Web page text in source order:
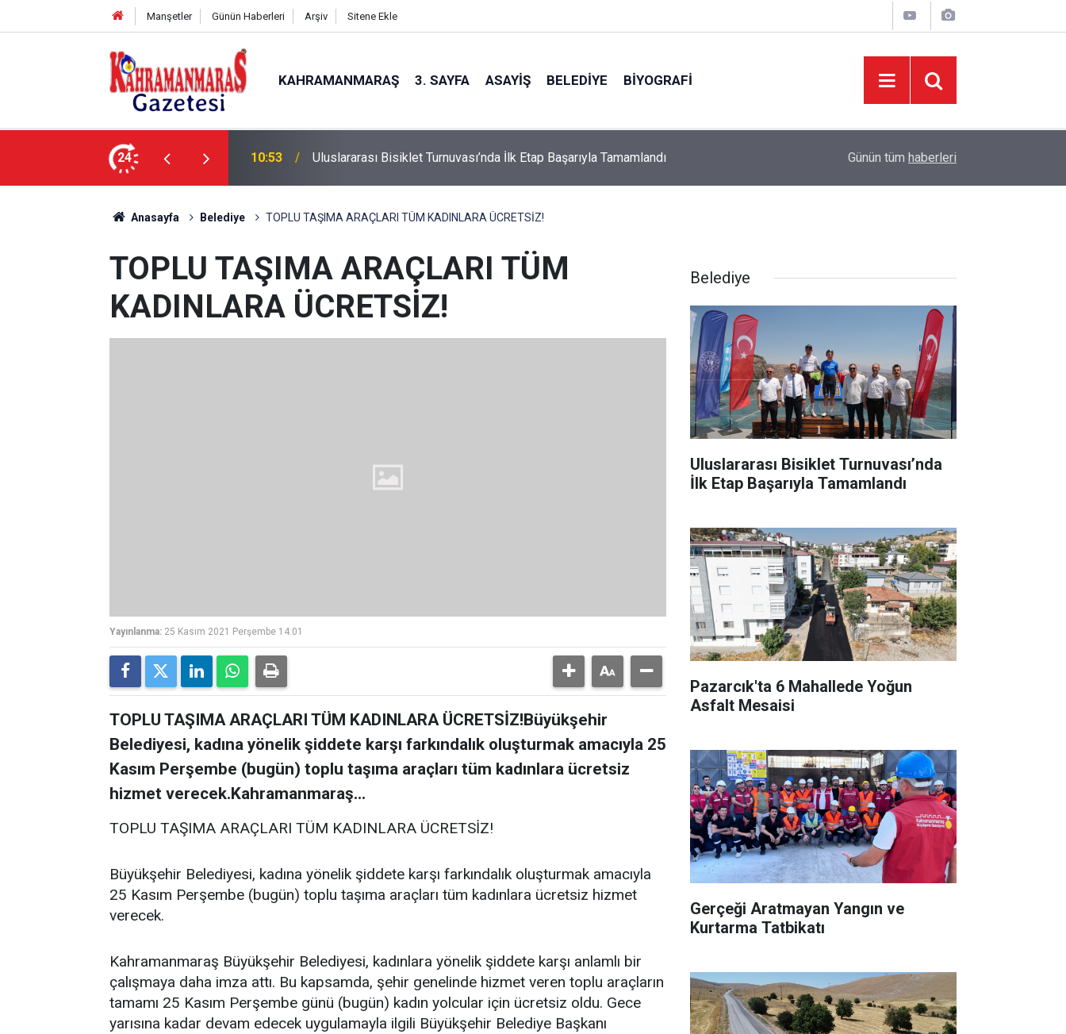
Manşetler Günün Haberleri Arşiv Sitene Ekle
KAHRAMANMARAŞ 3. SAYFA ASAYIŞ BELEDIYE BIYOGRAFI
24
İlk Etap Başarıyla Tamamlandı 10:09 Sonumuz Yakın mı? Sonumuz Yakın mı?
Günün tüm haberleri
Anasayfa Belediye TOPLU TAŞIMA ARAÇLARI TÜM KADINLARA ÜCRETSİZ!
TOPLU TAŞIMA ARAÇLARI TÜM
KADINLARA ÜCRETSİZ!
Yayınlanma: 25 Kasım 2021 Perşembe 14:01
TOPLU TAŞIMA ARAÇLARI TÜM KADINLARA ÜCRETSİZ!Büyükşehir
Belediyesi, kadına yönelik şiddete karşı farkındalık oluşturmak amacıyla 25
Kasım Perşembe (bugün) toplu taşıma araçları tüm kadınlara ücretsiz
hizmet verecek.Kahramanmaraş...
TOPLU TAŞIMA ARAÇLARI TÜM KADINLARA ÜCRETSİZ!
Büyükşehir Belediyesi, kadına yönelik şiddete karşı farkındalık oluşturmak amacıyla
25 Kasım Perşembe (bugün) toplu taşıma araçları tüm kadınlara ücretsiz hizmet
verecek.
Kahramanmaraş Büyükşehir Belediyesi, kadınlara yönelik şiddete karşı anlamlı bir
çalışmaya daha imza attı. Bu kapsamda, şehir genelinde hizmet veren toplu araçların
tamamı 25 Kasım Perşembe günü (bugün) kadın yolcular için ücretsiz oldu. Gece
yarısına kadar devam edecek uygulamayla ilgili Büyükşehir Belediye Başkanı
Belediye
Uluslararası Bisiklet Turnuvası’nda
İlk Etap Başarıyla Tamamlandı
Pazarcık'ta 6 Mahallede Yoğun
Asfalt Mesaisi
Gerçeği Aratmayan Yangın ve
Kurtarma Tatbikatı